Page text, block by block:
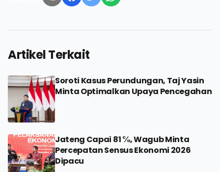
Artikel Terkait
Soroti Kasus Perundungan, Taj Yasin
Minta Optimalkan Upaya Pencegahan
Jateng Capai 81 ℅, Wagub Minta
Percepatan Sensus Ekonomi 2026
Dipacu